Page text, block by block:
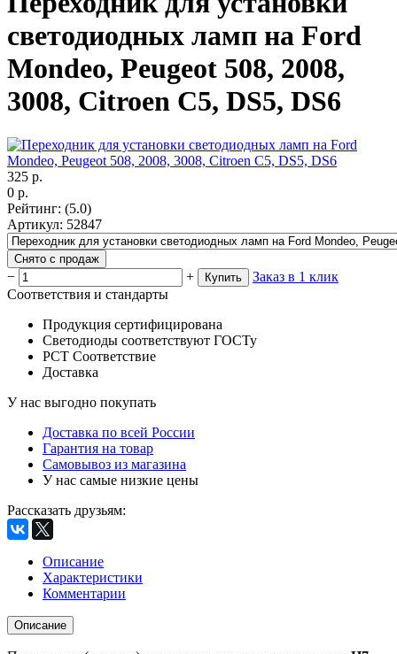
светодиодных ламп на Ford
Mondeo, Peugeot 508, 2008,
3008, Citroen C5, DS5, DS6
325 р.
0 р.
Рейтинг: (5.0)
Артикул: 52847
Снято с продаж
− + Купить
Заказ в 1 клик
Соответствия и стандарты
Продукция сертифицирована
Светодиоды соответствуют ГОСТу
РСТ Соответствие
Доставка
У нас выгодно покупать
Доставка по всей России
Гарантия на товар
Самовывоз из магазина
У нас самые низкие цены
Рассказать друзьям:
Описание
Характеристики
Комментарии
Описание